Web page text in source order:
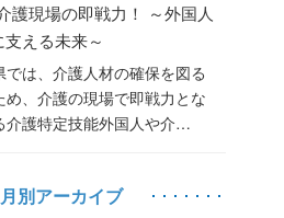
護現場の即戦力！ ～外国人
える未来～
では、介護人材の確保を図る
め、介護の現場で即戦力とな
介護特定技能外国人や介…
月別アーカイブ